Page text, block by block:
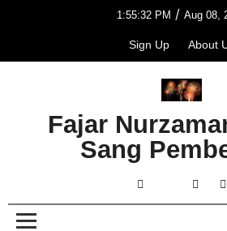
1:55:32 PM / Aug 08,
Sign Up About
Fajar
Sang